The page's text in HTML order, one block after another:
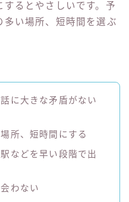
るとやさしいです。予
い場所、短時間を選ぶ
に大きな矛盾がない
所、短時間にする
などを早い段階で出
わない